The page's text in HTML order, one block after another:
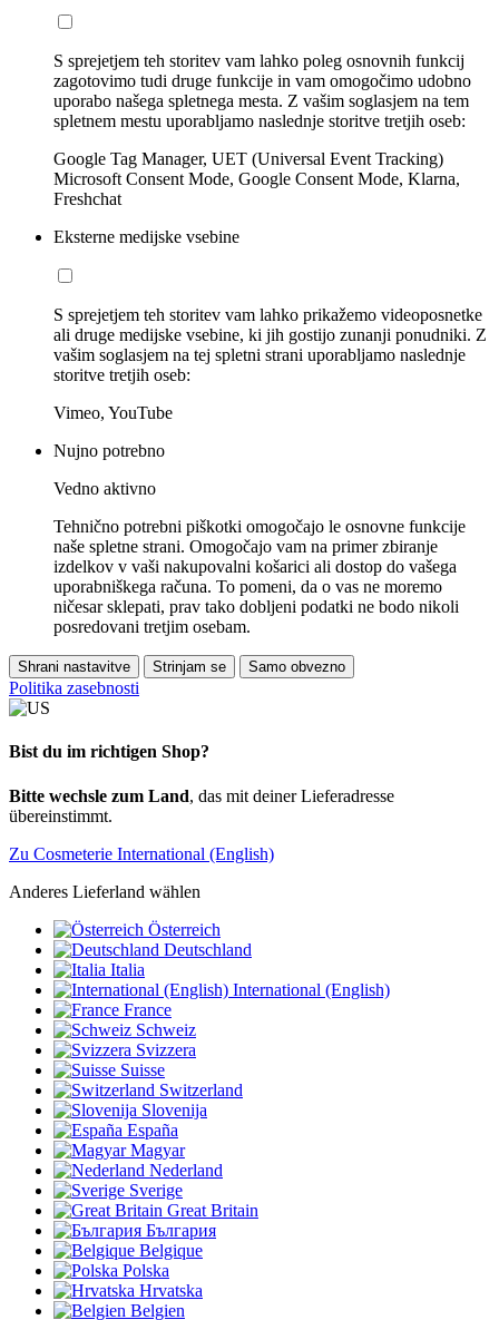
S sprejetjem teh storitev vam lahko poleg osnovnih funkcij
zagotovimo tudi druge funkcije in vam omogočimo udobno
uporabo našega spletnega mesta. Z vašim soglasjem na tem
spletnem mestu uporabljamo naslednje storitve tretjih oseb:
Google Tag Manager, UET (Universal Event Tracking)
Microsoft Consent Mode, Google Consent Mode, Klarna,
Freshchat
Eksterne medijske vsebine
S sprejetjem teh storitev vam lahko prikažemo videoposnetke
ali druge medijske vsebine, ki jih gostijo zunanji ponudniki. Z
vašim soglasjem na tej spletni strani uporabljamo naslednje
storitve tretjih oseb:
Vimeo, YouTube
Nujno potrebno
Vedno aktivno
Tehnično potrebni piškotki omogočajo le osnovne funkcije
naše spletne strani. Omogočajo vam na primer zbiranje
izdelkov v vaši nakupovalni košarici ali dostop do vašega
uporabniškega računa. To pomeni, da o vas ne moremo
ničesar sklepati, prav tako dobljeni podatki ne bodo nikoli
posredovani tretjim osebam.
Shrani nastavitve Strinjam se Samo obvezno
Politika zasebnosti
Bist du im richtigen Shop?
Bitte wechsle zum Land, das mit deiner Lieferadresse
übereinstimmt.
Zu Cosmeterie International (English)
Anderes Lieferland wählen
Österreich
Deutschland
Italia
International (English)
France
Schweiz
Svizzera
Suisse
Switzerland
Slovenija
España
Magyar
Nederland
Sverige
Great Britain
България
Belgique
Polska
Hrvatska
Belgien